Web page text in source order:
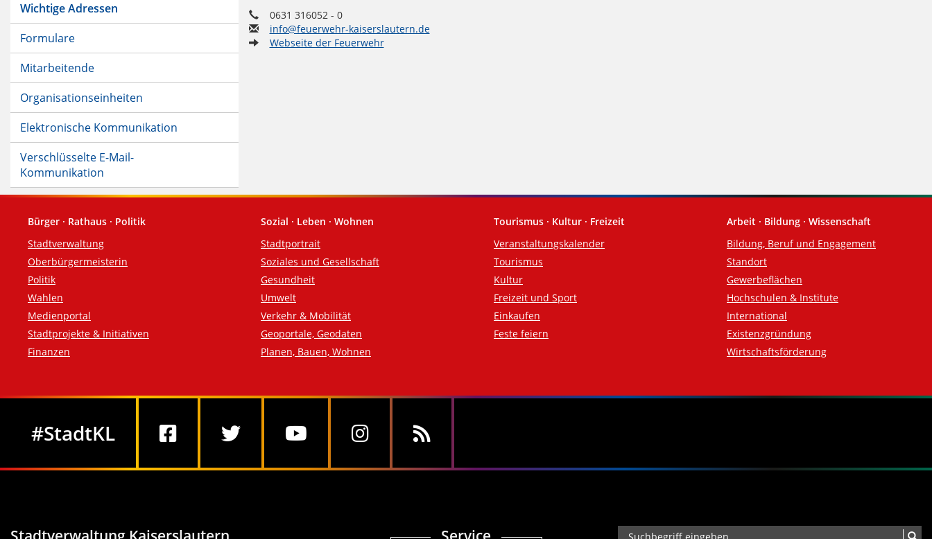
Wichtige Adressen
Formulare
Mitarbeitende
Organisationseinheiten
Elektronische Kommunikation
Verschlüsselte E-Mail-
Kommunikation
0631 316052 - 0
info@feuerwehr-kaiserslautern.de
Webseite der Feuerwehr
Fußzeile
Bürger · Rathaus · Politik
Stadtverwaltung
Oberbürgermeisterin
Politik
Wahlen
Medienportal
Stadtprojekte & Initiativen
Finanzen
Sozial · Leben · Wohnen
Stadtportrait
Soziales und Gesellschaft
Gesundheit
Umwelt
Verkehr & Mobilität
Geoportale, Geodaten
Planen, Bauen, Wohnen
Tourismus · Kultur · Freizeit
Veranstaltungskalender
Tourismus
Kultur
Freizeit und Sport
Einkaufen
Feste feiern
Arbeit · Bildung · Wissenschaft
Bildung, Beruf und Engagement
Standort
Gewerbeflächen
Hochschulen & Institute
International
Existenzgründung
Wirtschaftsförderung
#StadtKL